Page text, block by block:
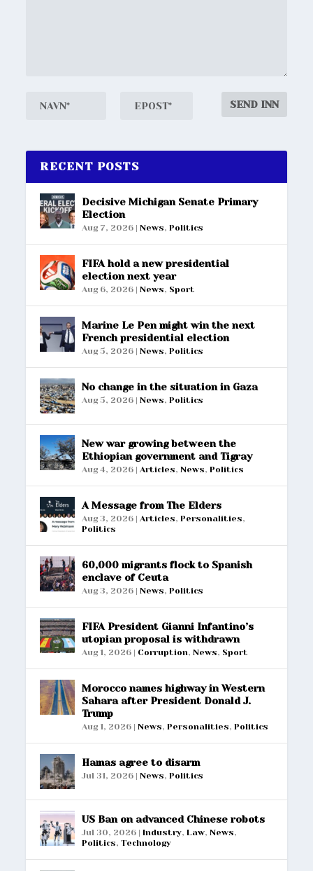
RECENT POSTS
Decisive Michigan Senate Primary
Election
Aug 7, 2026 |News,Politics
FIFA hold a new presidential
election next year
Aug 6, 2026 |News, Sport
Marine Le Pen might win the next
French presidential election
Aug 5, 2026 |News,Politics
No change in the situation in Gaza
Aug 5, 2026 |News,Politics
New war growing between the
Ethiopian government and Tigray
Aug 4, 2026 |Articles,News,Politics
A Message from The Elders
Aug 3, 2026 |Articles,Personalities,
Politics
60,000 migrants flock to Spanish
enclave of Ceuta
Aug 3, 2026 |News,Politics
FIFA President Gianni Infantino’s
utopian proposal is withdrawn
Aug 1, 2026 | Corruption,News, Sport
Morocco names highway in Western
Sahara after President Donald J.
Trump
Aug 1, 2026 |News,Personalities,Politics
Hamas agree to disarm
Jul 31, 2026 |News,Politics
US Ban on advanced Chinese robots
Jul 30, 2026 |Industry,Law,News,
Politics,Technology